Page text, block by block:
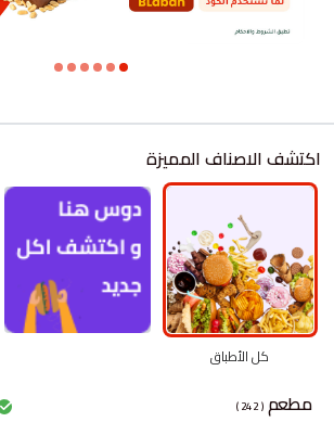
اكتشف الاصناف المميزة
كل الأطباق
مطعم( 242 )